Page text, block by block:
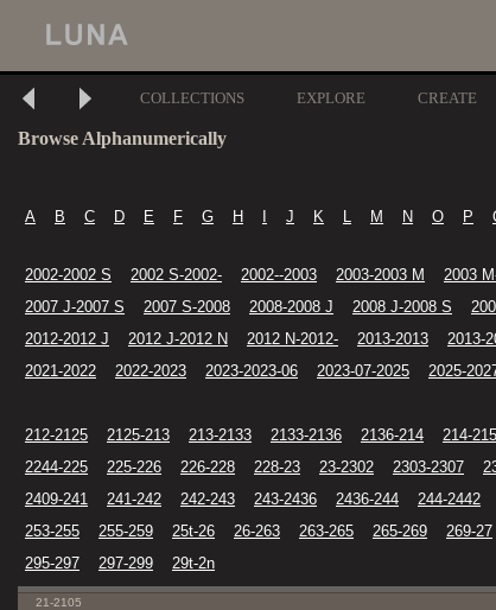
COLLECTIONS EXPLORE CREATE
Browse Alphanumerically
A B C D E F G H J K L M N O P
2002-2002 S
2002 S-2002- 2002--2003 2003-2003 M 2003
2007 J-2007 S
2007 S-2008 2008-2008 J 2008 J-2008 S
2012-2012 J
2012 J-2012 N 2012 N-2012- 2013-2013 2013-
2021-2022
2022-2023 2023-2023-06 2023-07-2025 2025-
212-2125
2125-213 213-2133 2133-2136 2136-214 214-215
2244-225
225-226 226-228 228-23 23-2302 2303-2307
2409-241
241-242 242-243 243-2436 2436-244 244-2442
253-255
255-259 25t-26 26-263 263-265 265-269 269-27
295-297
297-299 29t-2n
21-2105